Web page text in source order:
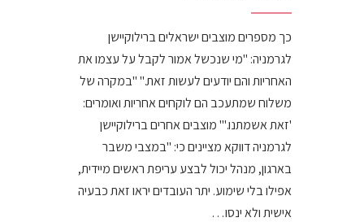
כך מספרים מוצבים ישראלים ברילוקיישן
לגרמניה: "מי שנכשל אמור לקבל על עצמו את
האחריות והם יודעים לעשות זאת." "במקרה של
משלוח שמתעכב הם לוקחים אחריות ואומרים:
'זאת אשמתנו.'" מוצבים אחרים ברילוקיישן
לגרמניה דווקא מציינים כי: "במצבי משבר
בארגון, מנהל יכול לבצע עריפת ראשים מיידית,
אפילו בלי שימוע. יתר העובדים יראו זאת כבעיה
אישית ולא ינסו…